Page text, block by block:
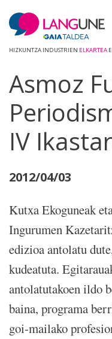
HIZKUNTZA INDUSTRIEN ELKARTEA
Asmoz
IV
2012/04/03
Kutxa Ekoguneak
Ingurumen
edizioa antolatu
kudeatuta.
antolatutakoen ildo
baina, programa
goi-mailako